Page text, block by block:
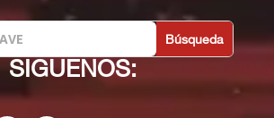
SIGUENOS: